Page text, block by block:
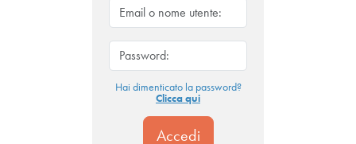
Hai dimenticato la password?
Clicca qui